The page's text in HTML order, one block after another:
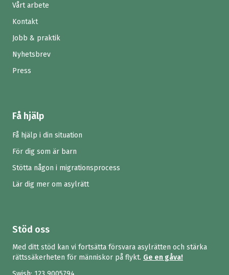
Vårt arbete
Kontakt
Jobb & praktik
Nyhetsbrev
Press
Få hjälp
Få hjälp i din situation
För dig som är barn
Stötta någon i migrationsprocess
Lär dig mer om asylrätt
Stöd oss
Med ditt stöd kan vi fortsätta försvara asylrätten och stärka
rättssäkerheten för människor på flykt. Ge en gåva!